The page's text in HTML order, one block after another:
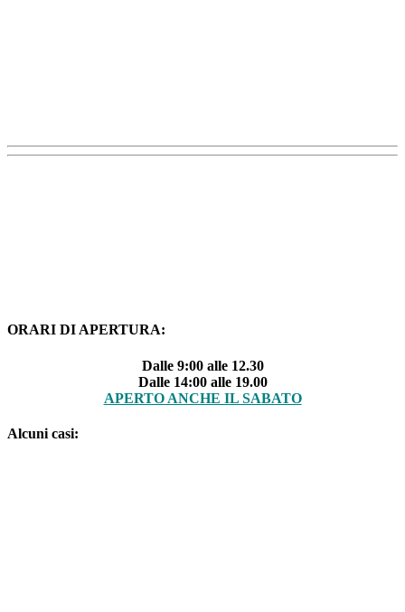
ORARI DI APERTURA:
Dalle 9:00 alle 12.30
Dalle 14:00 alle 19.00
APERTO ANCHE IL SABATO
Alcuni casi: